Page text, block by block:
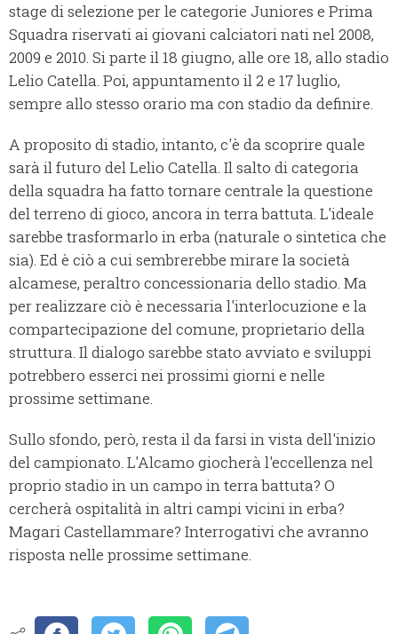
stage di selezione per le categorie Juniores e Prima
Squadra riservati ai giovani calciatori nati nel 2008,
2009 e 2010. Si parte il 18 giugno, alle ore 18, allo stadio
Lelio Catella. Poi, appuntamento il 2 e 17 luglio,
sempre allo stesso orario ma con stadio da definire.
A proposito di stadio, intanto, c'è da scoprire quale
sarà il futuro del Lelio Catella. Il salto di categoria
della squadra ha fatto tornare centrale la questione
del terreno di gioco, ancora in terra battuta. L'ideale
sarebbe trasformarlo in erba (naturale o sintetica che
sia). Ed è ciò a cui sembrerebbe mirare la società
alcamese, peraltro concessionaria dello stadio. Ma
per realizzare ciò è necessaria l'interlocuzione e la
compartecipazione del comune, proprietario della
struttura. Il dialogo sarebbe stato avviato e sviluppi
potrebbero esserci nei prossimi giorni e nelle
prossime settimane.
Sullo sfondo, però, resta il da farsi in vista dell'inizio
del campionato. L'Alcamo giocherà l'eccellenza nel
proprio stadio in un campo in terra battuta? O
cercherà ospitalità in altri campi vicini in erba?
Magari Castellammare? Interrogativi che avranno
risposta nelle prossime settimane.